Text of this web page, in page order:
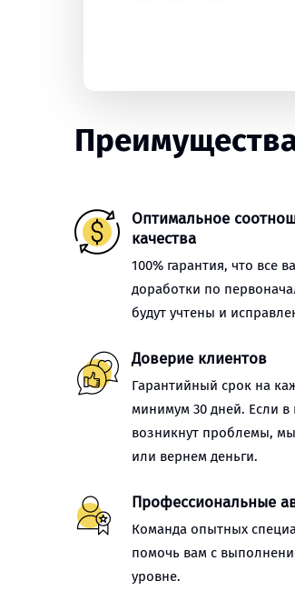
Оптимальное
качества
100% гарантия, что все
доработки по
будут учтены и
Доверие клиентов
Гарантийный срок на
минимум 30 дней. Если
возникнут проблемы,
или вернем деньги.
Профессиональные
Команда опытных
помочь вам с
уровне.